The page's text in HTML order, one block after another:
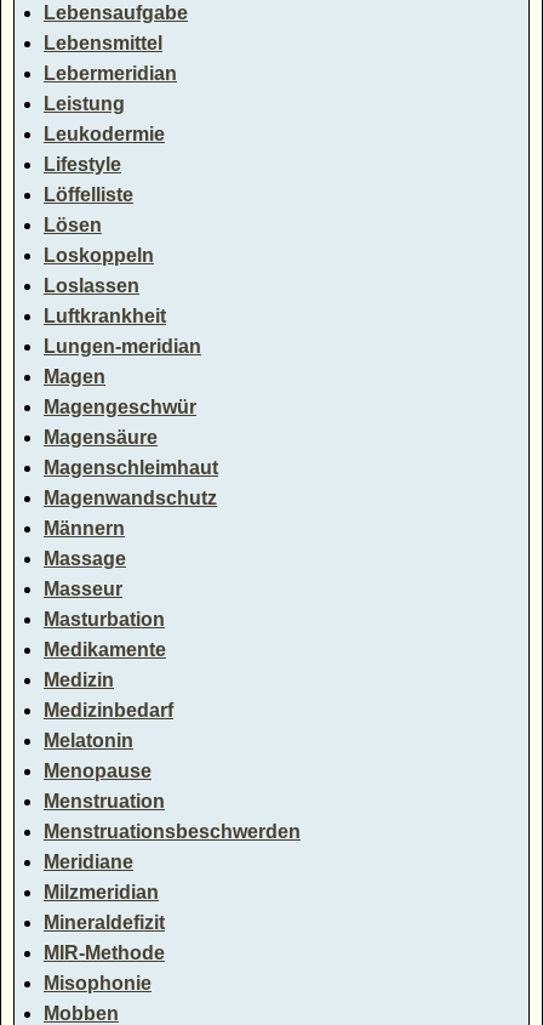
Lebensaufgabe
Lebensmittel
Lebermeridian
Leistung
Leukodermie
Lifestyle
Löffelliste
Lösen
Loskoppeln
Loslassen
Luftkrankheit
Lungen-meridian
Magen
Magengeschwür
Magensäure
Magenschleimhaut
Magenwandschutz
Männern
Massage
Masseur
Masturbation
Medikamente
Medizin
Medizinbedarf
Melatonin
Menopause
Menstruation
Menstruationsbeschwerden
Meridiane
Milzmeridian
Mineraldefizit
MIR-Methode
Misophonie
Mobben